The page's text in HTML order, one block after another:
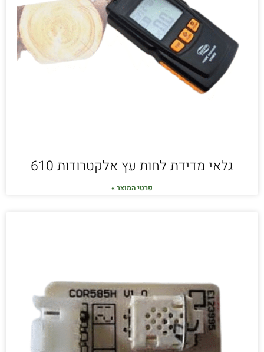
גלאי מדידת לחות עץ אלקטרודות 610
פרטי המוצר »